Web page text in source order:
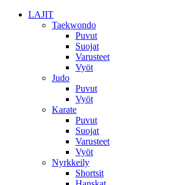
LAJIT
Taekwondo
Puvut
Suojat
Varusteet
Vyöt
Judo
Puvut
Vyöt
Karate
Puvut
Suojat
Varusteet
Vyöt
Nyrkkeily
Shortsit